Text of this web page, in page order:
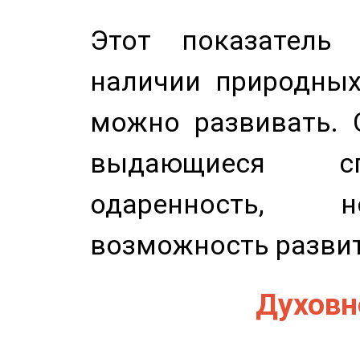
Этот показатель
наличии
можно развивать.
выдающиеся
одаренность,
возможность